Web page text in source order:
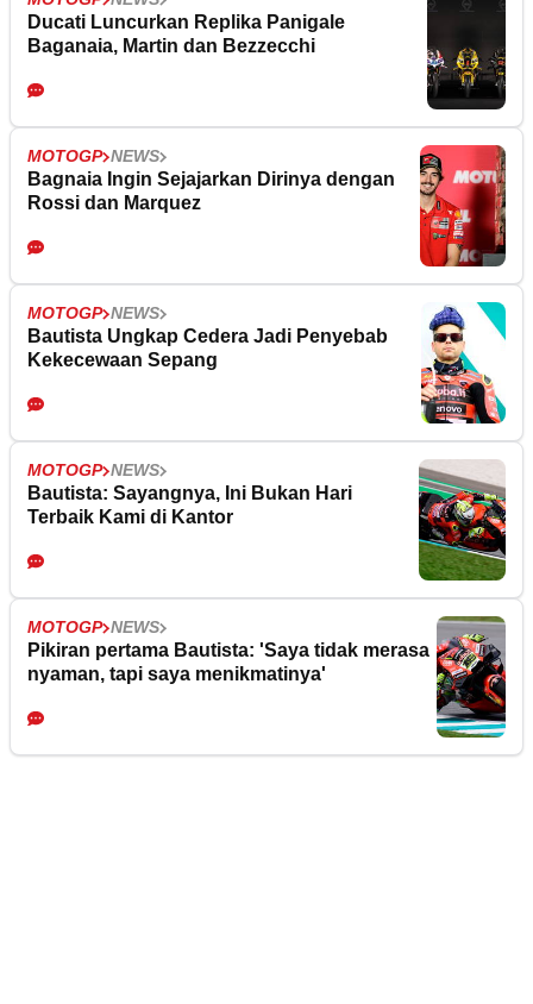
Ducati Luncurkan Replika Panigale
Baganaia, Martin dan Bezzecchi
MOTOGP NEWS
Bagnaia Ingin Sejajarkan Dirinya dengan
Rossi dan Marquez
MOTOGP NEWS
Bautista Ungkap Cedera Jadi Penyebab
Kekecewaan Sepang
MOTOGP NEWS
Bautista: Sayangnya, Ini Bukan Hari
Terbaik Kami di Kantor
MOTOGP NEWS
Pikiran pertama Bautista: 'Saya tidak merasa
nyaman, tapi saya menikmatinya'